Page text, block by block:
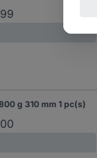
g 310 mm 1 pc(s)